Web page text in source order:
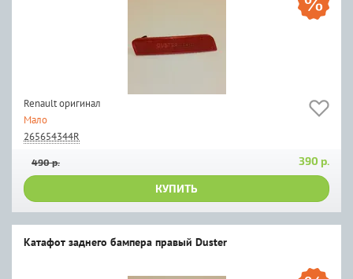
Renault оригинал
Мало
265654344R
390 р.
490 р.
КУПИТЬ
Катафот заднего бампера правый Duster